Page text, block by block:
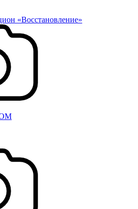
«Восстановление»